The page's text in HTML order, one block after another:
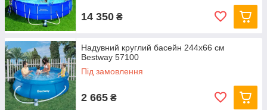
14 350 ₴
Надувний круглий басейн 244х66 см
Bestway 57100
Під замовлення
2 665 ₴